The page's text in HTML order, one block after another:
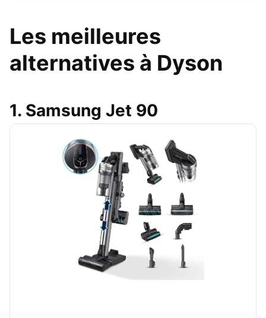
Les meilleures
alternatives à Dyson
1. Samsung Jet 90